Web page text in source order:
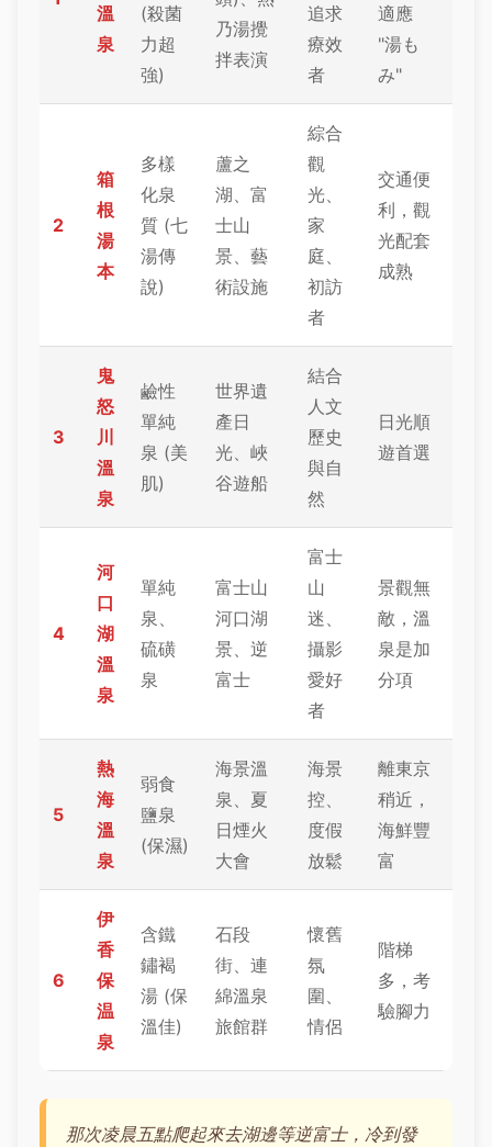
溫
泉
(殺菌
力超
強)
乃湯攪
拌表演
追求
療效
者
適應
"湯も
み"
2
箱
根
湯
本
多樣
化泉
質 (七
湯傳
說)
蘆之
湖、富
士山
景、藝
術設施
綜合
觀
光、
家
庭、
初訪
者
交通便
利，觀
光配套
成熟
3
鬼
怒
川
溫
泉
鹼性
單純
泉 (美
肌)
世界遺
產日
光、峽
谷遊船
結合
人文
歷史
與自
然
日光順
遊首選
4
河
口
湖
溫
泉
單純
泉、
硫磺
泉
富士山
河口湖
景、逆
富士
富士
山
迷、
攝影
愛好
者
景觀無
敵，溫
泉是加
分項
5
熱
海
溫
泉
弱食
鹽泉
(保濕)
海景溫
泉、夏
日煙火
大會
海景
控、
度假
放鬆
離東京
稍近，
海鮮豐
富
6
伊
香
保
温
泉
含鐵
鏽褐
湯 (保
溫佳)
石段
街、連
綿溫泉
旅館群
懷舊
氛
圍、
情侶
階梯
多，考
驗腳力
那次凌晨五點爬起來去湖邊等逆富士，冷到發